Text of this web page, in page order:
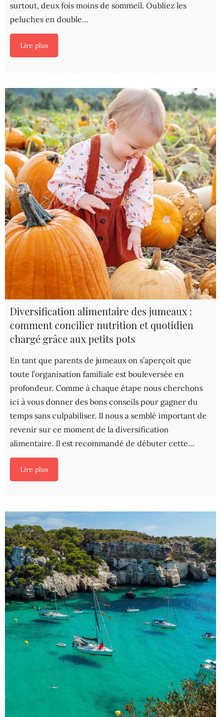
surtout, deux fois moins de sommeil. Oubliez les
peluches en double…
Lire plus
Diversification alimentaire des jumeaux :
comment concilier nutrition et quotidien
chargé grâce aux petits pots
En tant que parents de jumeaux on s’aperçoit que
toute l’organisation familiale est bouleversée en
profondeur. Comme à chaque étape nous cherchons
ici à vous donner des bons conseils pour gagner du
temps sans culpabiliser. Il nous a semblé important de
revenir sur ce moment de la diversification
alimentaire. Il est recommandé de débuter cette…
Lire plus